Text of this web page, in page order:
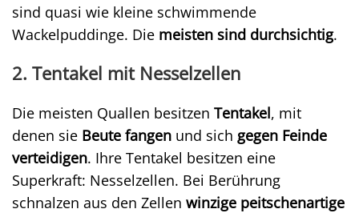
sind quasi wie kleine schwimmende
Wackelpuddinge. Die meisten sind durchsichtig.
2. Tentakel mit Nesselzellen
Die meisten Quallen besitzen Tentakel, mit
denen sie Beute fangen und sich gegen Feinde
verteidigen. Ihre Tentakel besitzen eine
Superkraft: Nesselzellen. Bei Berührung
schnalzen aus den Zellen winzige peitschenartige